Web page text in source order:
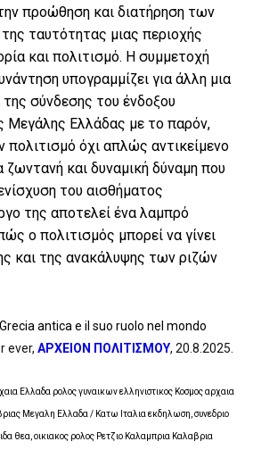
προώθηση και διατήρηση των
ταυτότητας μιας περιοχής
και πολιτισμό. Η συμμετοχή
υπογραμμίζει για άλλη μια
σύνδεσης του ένδοξου
Μεγάλης Ελλάδας με το παρόν,
όχι απλώς αντικείμενο
ζωντανή και δυναμική δύναμη που
του αισθήματος
της αποτελεί ένα λαμπρό
ο πολιτισμός μπορεί να γίνει
και της ανακάλυψης των ριζών
antica e il suo ruolo nel mondo
ever, ΑΡΧΕΙΟΝ ΠΟΛΙΤΙΣΜΟΥ, 20.8.2025.
Ελλαδα ρολος γυναικων ελληνιστικος Κοσμος αρχαια
Μεγαλη Ελλαδα / Κατω Ιταλια εκδηλωση, συνεδριο
θεα, οικιακος ρολος Ρετζιο Καλαμπρια Καλαβρια